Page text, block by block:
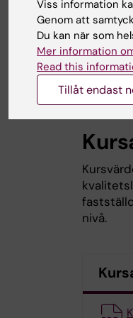
nivå.
Viss information
Genom att
Du kan när som
Mer information
Read this
Tillåt endast